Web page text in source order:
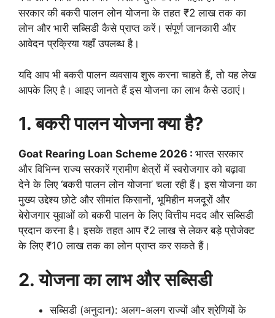
सरकार की बकरी पालन लोन योजना के तहत ₹2 लाख तक का
लोन और भारी सब्सिडी कैसे प्राप्त करें। संपूर्ण जानकारी और
आवेदन प्रक्रिया यहाँ उपलब्ध है।
यदि आप भी बकरी पालन व्यवसाय शुरू करना चाहते हैं, तो यह लेख
आपके लिए है। आइए जानते हैं इस योजना का लाभ कैसे उठाएं।
1. बकरी पालन योजना क्या है?
Goat Rearing Loan Scheme 2026 : भारत सरकार
और विभिन्न राज्य सरकारें ग्रामीण क्षेत्रों में स्वरोजगार को बढ़ावा
देने के लिए ‘बकरी पालन लोन योजना’ चला रही हैं। इस योजना का
मुख्य उद्देश्य छोटे और सीमांत किसानों, भूमिहीन मजदूरों और
बेरोजगार युवाओं को बकरी पालन के लिए वित्तीय मदद और सब्सिडी
प्रदान करना है। इसके तहत आप ₹2 लाख से लेकर बड़े प्रोजेक्ट
के लिए ₹10 लाख तक का लोन प्राप्त कर सकते हैं।
2. योजना का लाभ और सब्सिडी
सब्सिडी (अनुदान): अलग-अलग राज्यों और श्रेणियों के